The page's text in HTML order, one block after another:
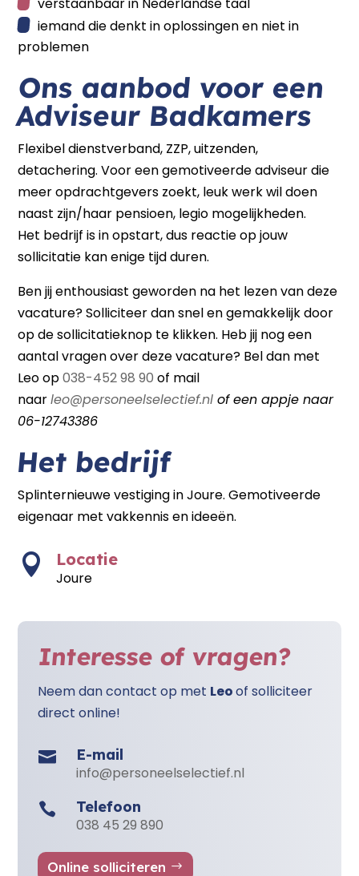
iemand die denkt in oplossingen en niet in
problemen
Ons aanbod voor een
Adviseur Badkamers
Flexibel dienstverband, ZZP, uitzenden,
detachering. Voor een gemotiveerde adviseur die
meer opdrachtgevers zoekt, leuk werk wil doen
naast zijn/haar pensioen, legio mogelijkheden.
Het bedrijf is in opstart, dus reactie op jouw
sollicitatie kan enige tijd duren.
Ben jij enthousiast geworden na het lezen van deze
vacature? Solliciteer dan snel en gemakkelijk door
op de sollicitatieknop te klikken. Heb jij nog een
aantal vragen over deze vacature? Bel dan met
Leo op038-452 98 90 of mail
naarleo@personeelselectief.nl of een appje naar
06-12743386
Het bedrijf
Splinternieuwe vestiging in Joure. Gemotiveerde
eigenaar met vakkennis en ideeën.
 Locatie
Joure
Interesse of vragen?
Neem dan contact op met Leoof solliciteer
direct online!

E-mail
info@personeelselectief.nl

Telefoon
038 45 29 890
Online solliciteren